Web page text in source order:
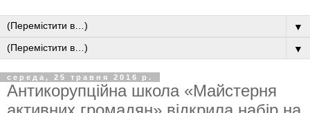
▼
▼
середа, 25 травня 2016 р.
Антикорупційна школа «Майстерня